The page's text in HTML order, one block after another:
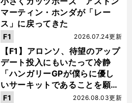
マーティン・ホンダが「レー
ス」に戻ってきた
【F1】アロンソ、待望のアップ
デート投入にもいたって冷静
「ハンガリーGPが僕らに優し
いサーキットであることを願
う」
2026.07.24更新
F1
2026.08.03更新
F1